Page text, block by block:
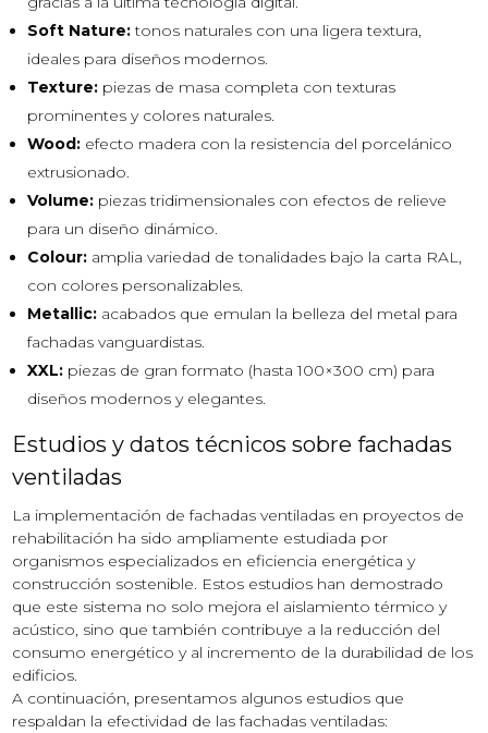
Soft Nature:tonos naturales con una ligera textura,
ideales para diseños modernos.
Texture: piezas de masa completa con texturas
prominentes y colores naturales.
Wood: efecto madera con la resistencia del porcelánico
extrusionado.
Volume: piezas tridimensionales con efectos de relieve
para un diseño dinámico.
Colour: amplia variedad de tonalidades bajo la carta RAL,
con colores personalizables.
Metallic: acabados que emulan la belleza del metal para
fachadas vanguardistas.
XXL: piezas de gran formato (hasta 100×300 cm) para
diseños modernos y elegantes.
Estudios y datos técnicos sobre fachadas
ventiladas
La implementación de fachadas ventiladas en proyectos de
rehabilitación ha sido ampliamente estudiada por
organismos especializados en eficiencia energética y
construcción sostenible. Estos estudios han demostrado
que este sistema no solo mejora el aislamiento térmico y
acústico, sino que también contribuye a la reducción del
consumo energético y al incremento de la durabilidad de los
edificios.
A continuación, presentamos algunos estudios que
respaldan la efectividad de las fachadas ventiladas: